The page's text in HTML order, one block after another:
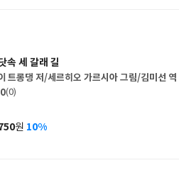
속 세 갈래 길
트롱댕 저/세르히오 가르시아 그림/김미선 역
0(0)
원 10%